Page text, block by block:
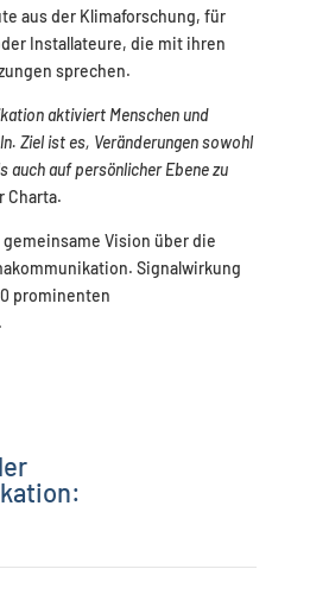
aus der Klimaforschung, für
Installateure, die mit ihren
sprechen.
aktiviert Menschen und
Ziel ist es, Veränderungen sowohl
auch auf persönlicher Ebene zu
Charta.
Vision über die
Signalwirkung
prominenten